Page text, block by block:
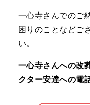
一心寺さんでのご
困りのことなどご
い。
一心寺さんへの改
クター安達への電